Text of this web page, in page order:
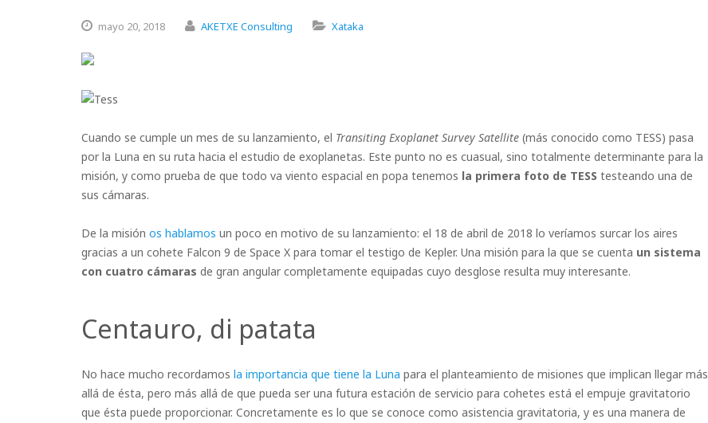
mayo 20, 2018 AKETXE Consulting Xataka
Cuando se cumple un mes de su lanzamiento, el Transiting Exoplanet Survey Satellite (más conocido como TESS) pasa
por la Luna en su ruta hacia el estudio de exoplanetas. Este punto no es cuasual, sino totalmente determinante para la
misión, y como prueba de que todo va viento espacial en popa tenemos la primera foto de TESS testeando una de
sus cámaras.
De la misión os hablamos un poco en motivo de su lanzamiento: el 18 de abril de 2018 lo veríamos surcar los aires
gracias a un cohete Falcon 9 de Space X para tomar el testigo de Kepler. Una misión para la que se cuenta un sistema
con cuatro cámaras de gran angular completamente equipadas cuyo desglose resulta muy interesante.
Centauro, di patata
No hace mucho recordamos la importancia que tiene la Luna para el planteamiento de misiones que implican llegar más
allá de ésta, pero más allá de que pueda ser una futura estación de servicio para cohetes está el empuje gravitatorio
que ésta puede proporcionar. Concretamente es lo que se conoce como asistencia gravitatoria, y es una manera de